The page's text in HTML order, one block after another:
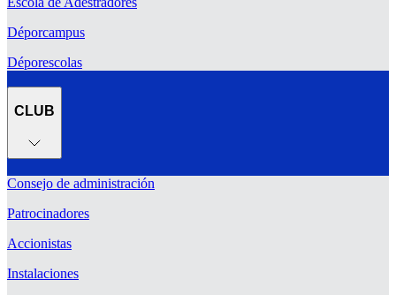
Déporcampus
Déporescolas
CLUB
Consejo de administración
Patrocinadores
Accionistas
Instalaciones